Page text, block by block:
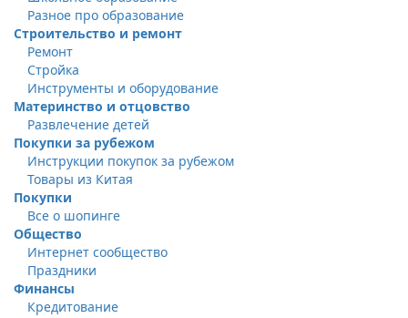
Разное про образование
Строительство и ремонт
Ремонт
Стройка
Инструменты и оборудование
Материнство и отцовство
Развлечение детей
Покупки за рубежом
Инструкции покупок за рубежом
Товары из Китая
Покупки
Все о шопинге
Общество
Интернет сообщество
Праздники
Финансы
Кредитование